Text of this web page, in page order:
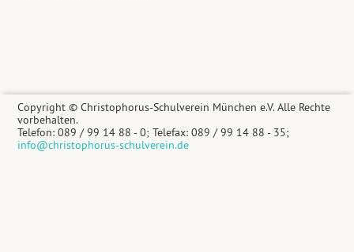
Copyright © Christophorus-Schulverein München e.V. Alle Rechte
vorbehalten.
Telefon: 089 / 99 14 88 - 0; Telefax: 089 / 99 14 88 - 35;
info@christophorus-schulverein.de